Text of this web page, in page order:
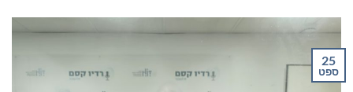
25
ספט